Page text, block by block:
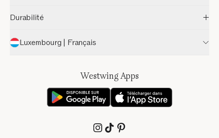
Durabilité
Luxembourg | Français
Westwing Apps